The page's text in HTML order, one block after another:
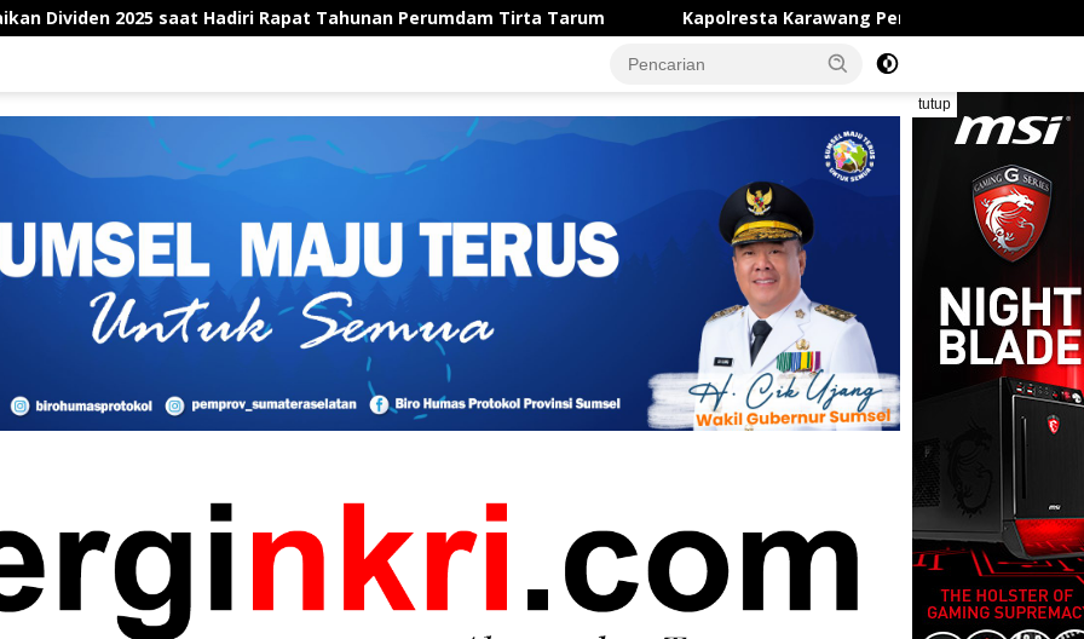
Hadiri Rapat Tahunan Perumdam Tirta Tarum Kapolresta Karawang Perkuat Sinergi dengan Insan Pers,
tutup